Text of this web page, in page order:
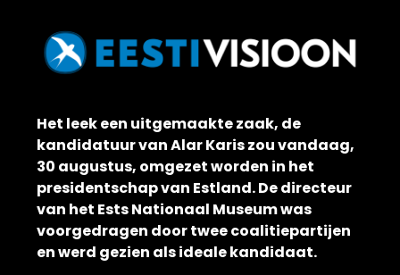
Het leek een uitgemaakte zaak, de
kandidatuur van Alar Karis zou vandaag,
30 augustus, omgezet worden in het
presidentschap van Estland. De directeur
van het Ests Nationaal Museum was
voorgedragen door twee coalitiepartijen
en werd gezien als ideale kandidaat.